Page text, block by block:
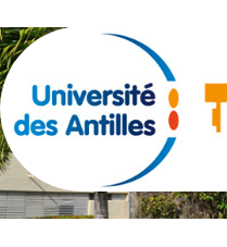
au
contenu